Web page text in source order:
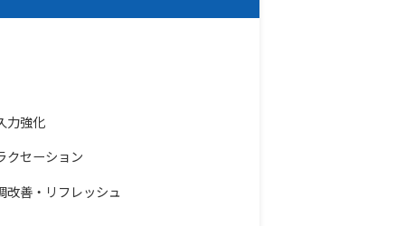
力強化
クセーション
改善・リフレッシュ